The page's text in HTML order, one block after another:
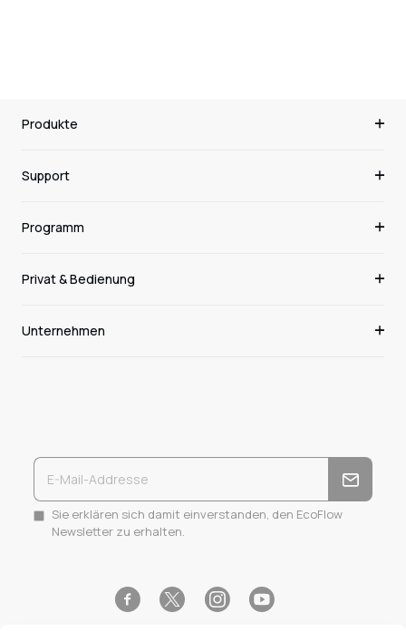
Produkte
Support
Programm
Privat & Bedienung
Unternehmen
Sie erklären sich damit einverstanden, den EcoFlow
Newsletter zu erhalten.